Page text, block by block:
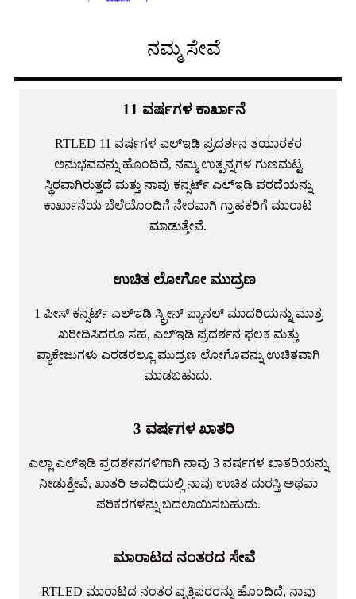
ನಮ್ಮ ಸೇವೆ
11 ವರ್ಷಗಳ ಕಾರ್ಖಾನೆ
RTLED 11 ವರ್ಷಗಳ ಎಲ್ಇಡಿ ಪ್ರದರ್ಶನ ತಯಾರಕರ
ಅನುಭವವನ್ನು ಹೊಂದಿದೆ, ನಮ್ಮ ಉತ್ಪನ್ನಗಳ ಗುಣಮಟ್ಟ
ಸ್ಥಿರವಾಗಿರುತ್ತದೆ ಮತ್ತು ನಾವು ಕನ್ಸರ್ಟ್ ಎಲ್ಇಡಿ ಪರದೆಯನ್ನು
ಕಾರ್ಖಾನೆಯ ಬೆಲೆಯೊಂದಿಗೆ ನೇರವಾಗಿ ಗ್ರಾಹಕರಿಗೆ ಮಾರಾಟ
ಮಾಡುತ್ತೇವೆ.
ಉಚಿತ ಲೋಗೋ ಮುದ್ರಣ
1 ಪೀಸ್ ಕನ್ಸರ್ಟ್ ಎಲ್ಇಡಿ ಸ್ಕ್ರೀನ್ ಪ್ಯಾನಲ್ ಮಾದರಿಯನ್ನು ಮಾತ್ರ
ಖರೀದಿಸಿದರೂ ಸಹ, ಎಲ್ಇಡಿ ಪ್ರದರ್ಶನ ಫಲಕ ಮತ್ತು
ಪ್ಯಾಕೇಜುಗಳು ಎರಡರಲ್ಲೂ ಮುದ್ರಣ ಲೋಗೊವನ್ನು ಉಚಿತವಾಗಿ
ಮಾಡಬಹುದು.
3 ವರ್ಷಗಳ ಖಾತರಿ
ಎಲ್ಲಾ ಎಲ್ಇಡಿ ಪ್ರದರ್ಶನಗಳಿಗಾಗಿ ನಾವು 3 ವರ್ಷಗಳ ಖಾತರಿಯನ್ನು
ನೀಡುತ್ತೇವೆ, ಖಾತರಿ ಅವಧಿಯಲ್ಲಿ ನಾವು ಉಚಿತ ದುರಸ್ತಿ ಅಥವಾ
ಪರಿಕರಗಳನ್ನು ಬದಲಾಯಿಸಬಹುದು.
ಮಾರಾಟದ ನಂತರದ ಸೇವೆ
RTLED ಮಾರಾಟದ ನಂತರ ವೃತ್ತಿಪರರನ್ನು ಹೊಂದಿದೆ, ನಾವು